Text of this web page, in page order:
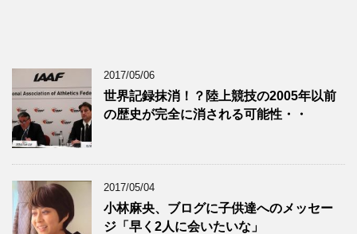
2017/05/06
世界記録抹消！？陸上競技の2005年以前
の歴史が完全に消される可能性・・
2017/05/04
小林麻央、ブログに子供達へのメッセー
ジ「早く2人に会いたいな」